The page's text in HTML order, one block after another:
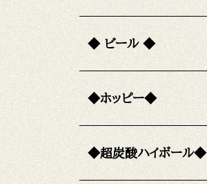
◆ ビール ◆
◆ホッピー◆
◆超炭酸ハイボール◆